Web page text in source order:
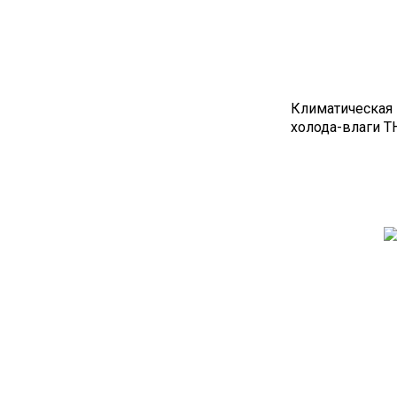
холода-влаги